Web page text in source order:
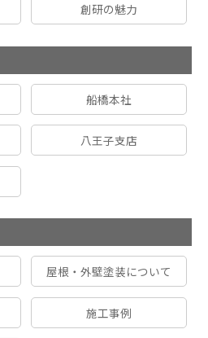
創研の魅力
船橋本社
八王子支店
屋根・外壁塗装について
施工事例